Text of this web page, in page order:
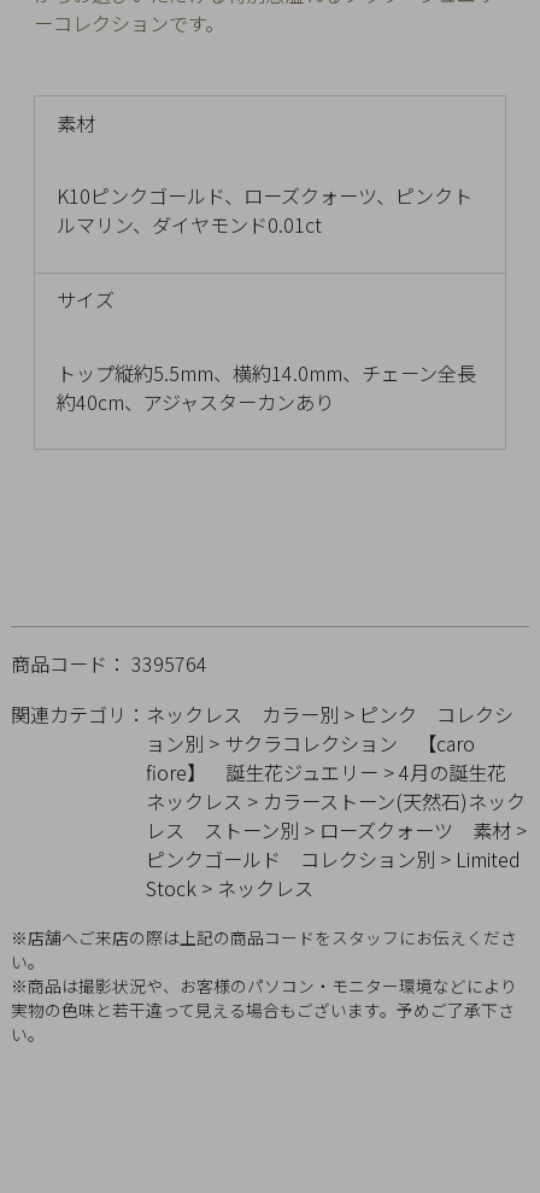
ーコレクションです。
素材
K10ピンクゴールド、ローズクォーツ、ピンクト
ルマリン、ダイヤモンド0.01ct
サイズ
トップ縦約5.5mm、横約14.0mm、チェーン全長
約40cm、アジャスターカンあり
商品コード： 3395764
関連カテゴリ： ネックレス カラー別 > ピンク
コレクシ
ョン別 > サクラコレクション
【caro
fiore】 誕生花ジュエリー >4月の誕生花
ネックレス > カラーストーン(天然石)ネック
レス
ストーン別 > ローズクォーツ 素材 >
ピンクゴールド
コレクション別 > Limited
Stock > ネックレス
※店舗へご来店の際は上記の商品コードをスタッフにお伝えくださ
い。
※商品は撮影状況や、お客様のパソコン・モニター環境などにより
実物の色味と若干違って見える場合もございます。予めご了承下さ
い。
Q&A
LIST
プ
ラ
バ
特
定
商